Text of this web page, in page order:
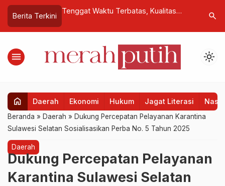
Berita Terkini
Teknologi
Tenggat Waktu Terbatas, Kualitas
Cikarang Harus Tetap Terjaga
search
menu light_mode
home Daerah Ekonomi Hukum Jagat Literasi
Beranda » Daerah » Dukung Percepatan Pelayanan Karantina
Sulawesi Selatan Sosialisasikan Perba No. 5 Tahun 2025
Daerah
Dukung Percepatan Pelayanan
Karantina Sulawesi Selatan